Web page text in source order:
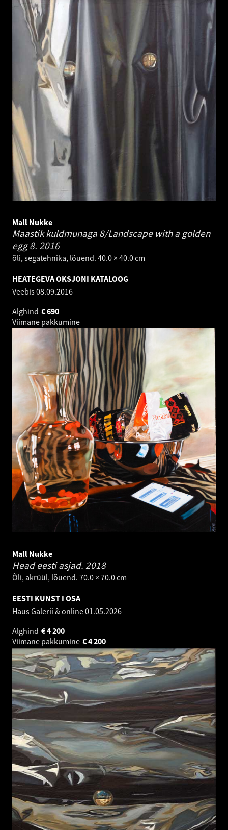
Mall Nukke
Maastik kuldmunaga 8/Landscape with a golden
egg 8. 2016
õli, segatehnika, lõuend. 40.0 × 40.0 cm
HEATEGEVA OKSJONI KATALOOG
Veebis08.09.2016
Alghind
690
€
Viimane pakkumine
Mall Nukke
Head eesti asjad. 2018
Õli, akrüül, lõuend. 70.0 × 70.0 cm
EESTI KUNST I OSA
Haus Galerii & online01.05.2026
Alghind
4 200
€
Viimane pakkumine
4 200
€